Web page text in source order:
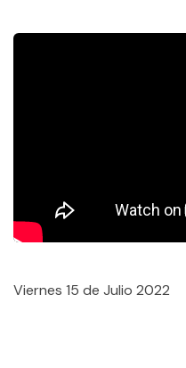
Viernes 15 de Julio 2022